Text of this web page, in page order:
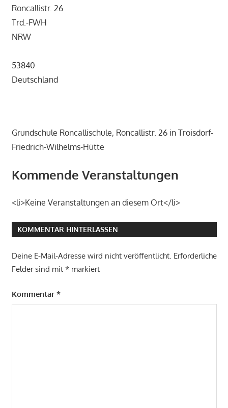
Roncallistr. 26
Trd.-FWH
NRW
53840
Deutschland
Grundschule Roncallischule, Roncallistr. 26 in Troisdorf-
Friedrich-Wilhelms-Hütte
Kommende Veranstaltungen
<li>Keine Veranstaltungen an diesem Ort</li>
KOMMENTAR HINTERLASSEN
Deine E-Mail-Adresse wird nicht veröffentlicht. Erforderliche
Felder sind mit *markiert
Kommentar *